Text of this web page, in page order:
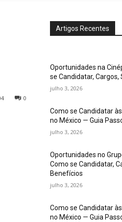
0
Artigos Recentes
Oportunidades na
se Candidatar,
julho 3, 2026
Como se Candidatar
no México — Guia
julho 3, 2026
Oportunidades no
Como se Candidatar,
Benefícios
julho 3, 2026
Como se Candidatar
no México — Guia